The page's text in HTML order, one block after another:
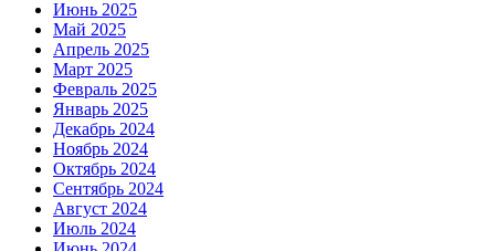
Июнь 2025
Май 2025
Апрель 2025
Март 2025
Февраль 2025
Январь 2025
Декабрь 2024
Ноябрь 2024
Октябрь 2024
Сентябрь 2024
Август 2024
Июль 2024